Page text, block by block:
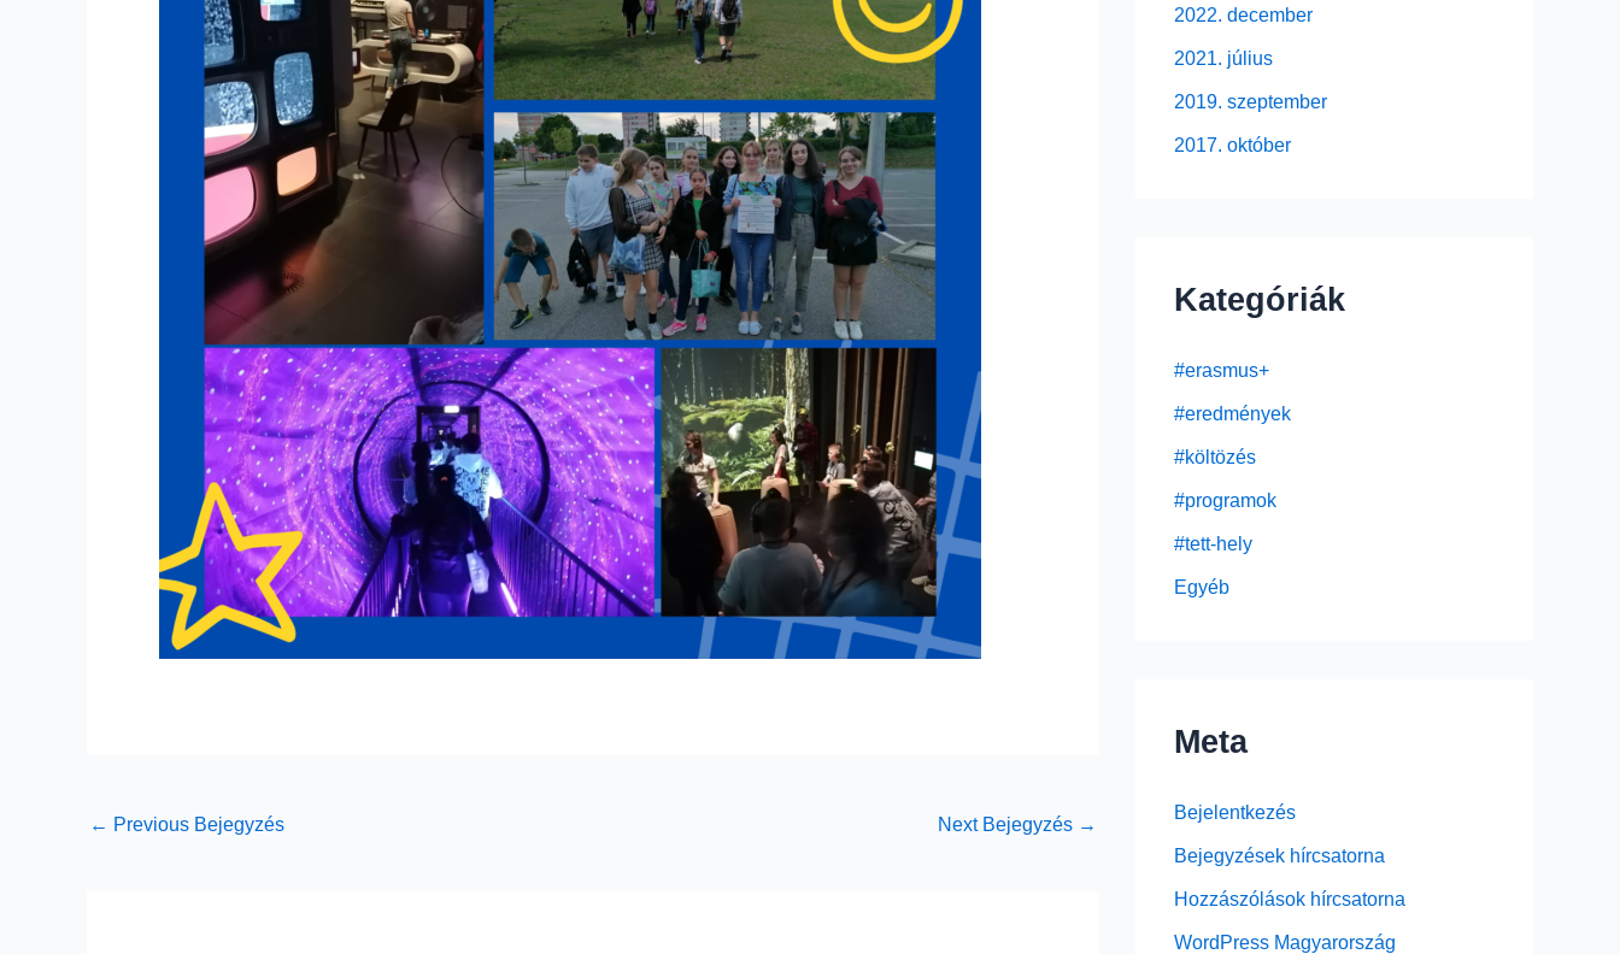
← Previous Bejegyzés Next Bejegyzés →
2022. december
2021. július
2019. szeptember
2017. október
Kategóriák
#erasmus+
#eredmények
#költözés
#programok
#tett-hely
Egyéb
Meta
Bejelentkezés
Bejegyzések hírcsatorna
Hozzászólások hírcsatorna
WordPress Magyarország